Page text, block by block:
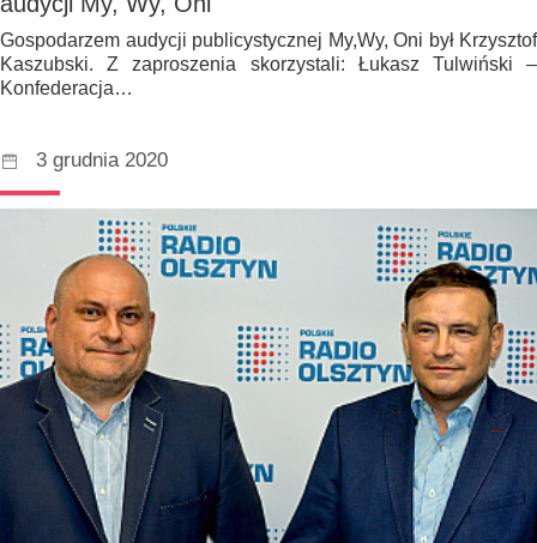
Gospodarzem audycji publicystycznej My,Wy, Oni był Krzysztof
Kaszubski. Z zaproszenia skorzystali: Łukasz Tulwiński –
Konfederacja…
3 grudnia 2020